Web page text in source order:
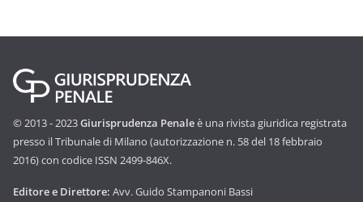
© 2013 - 2023Giurisprudenza Penaleè una rivista giuridica registrata
presso il Tribunale di Milano (autorizzazione n. 58 del 18 febbraio
2016) con codice ISSN 2499-846X.
Editore e Direttore: Avv. Guido Stampanoni Bassi